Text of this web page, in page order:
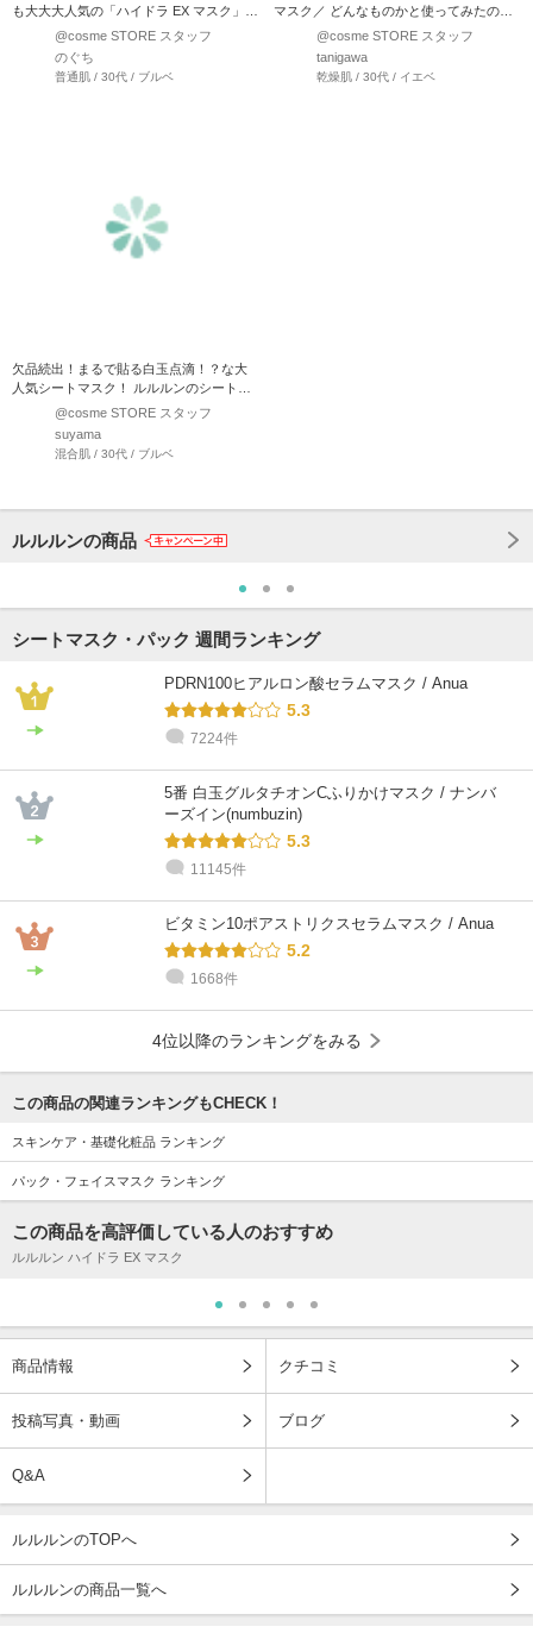
も大大大人気の「ハイドラ EX マスク」。
話題の成…@cosme STORE スタッフ
のぐち
普通肌 / 30代 / ブルベ
マスク／ どんなものかと使ってみたので
すが… これ…@cosme STORE スタッフ
tanigawa
乾燥肌 / 30代 / イエベ
欠品続出！まるで貼る白玉点滴！？な大
人気シートマスク！ ルルルンのシートマ
スクからまたま…
@cosme STORE スタッフ
suyama
混合肌 / 30代 / ブルベ
ルルルンの商品
シートマスク・パック 週間ランキング
PDRN100ヒアルロン酸セラムマスク / Anua
5.3
7224件
5番 白玉グルタチオンCふりかけマスク / ナンバ
ーズイン(numbuzin)
5.3
11145件
ビタミン10ポアストリクスセラムマスク / Anua
5.2
1668件
4位以降のランキングをみる
この商品の関連ランキングもCHECK！
スキンケア・基礎化粧品 ランキング
パック・フェイスマスク ランキング
この商品を高評価している人のおすすめ
ルルルン ハイドラ EX マスク
商品情報 クチコミ
投稿写真・動画 ブログ
Q&A
ルルルンのTOPへ
ルルルンの商品一覧へ